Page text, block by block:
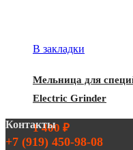
В закладки
Мельница для
Electric Grinder
1 400 ₽
Контакты
+7 (919) 450-98-08